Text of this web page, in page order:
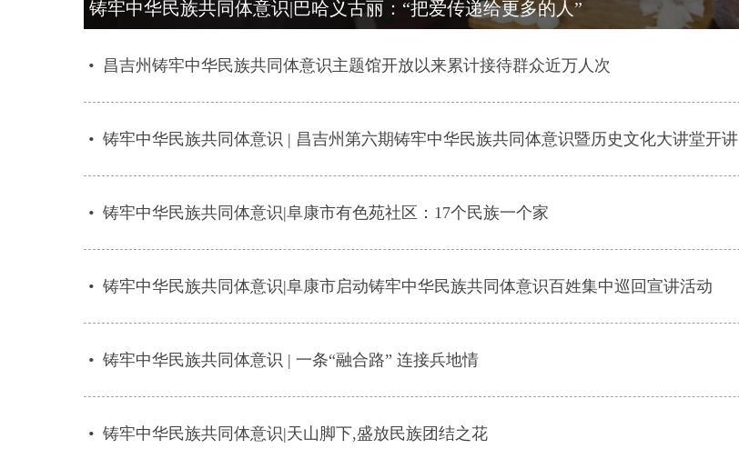
铸牢中华民族共同体意识|巴哈义古丽：“把爱传递给更多的人”
• 昌吉州铸牢中华民族共同体意识主题馆开放以来累计接待群众近万人次
• 铸牢中华民族共同体意识 | 昌吉州第六期铸牢中华民族共同体意识暨历史文化大讲堂开讲
• 铸牢中华民族共同体意识|阜康市有色苑社区：17个民族一个家
• 铸牢中华民族共同体意识|阜康市启动铸牢中华民族共同体意识百姓集中巡回宣讲活动
• 铸牢中华民族共同体意识 | 一条“融合路” 连接兵地情
• 铸牢中华民族共同体意识|天山脚下,盛放民族团结之花